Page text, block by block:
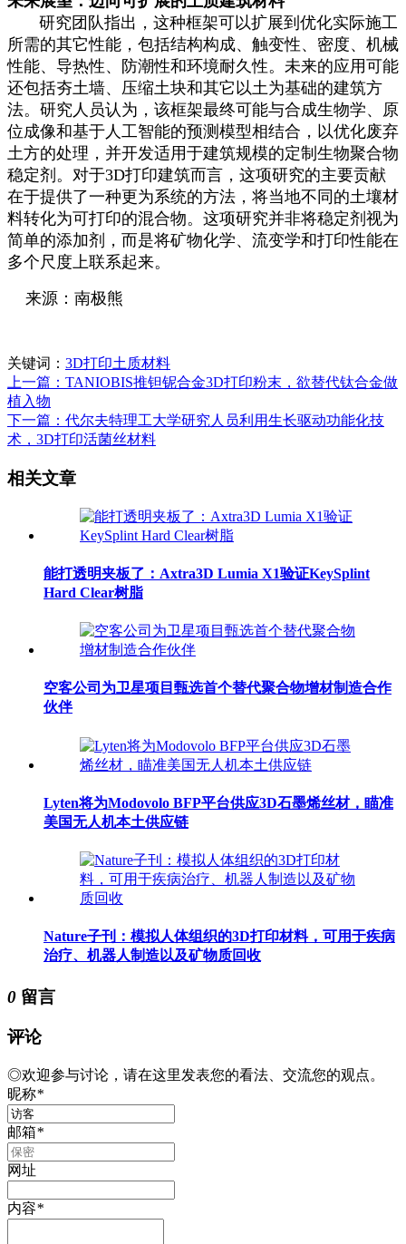
研究团队指出，这种框架可以扩展到优化实际施工
所需的其它性能，包括结构构成、触变性、密度、机械
性能、导热性、防潮性和环境耐久性。未来的应用可能
还包括夯土墙、压缩土块和其它以土为基础的建筑方
法。研究人员认为，该框架最终可能与合成生物学、原
位成像和基于人工智能的预测模型相结合，以优化废弃
土方的处理，并开发适用于建筑规模的定制生物聚合物
稳定剂。对于3D打印建筑而言，这项研究的主要贡献
在于提供了一种更为系统的方法，将当地不同的土壤材
料转化为可打印的混合物。这项研究并非将稳定剂视为
简单的添加剂，而是将矿物化学、流变学和打印性能在
多个尺度上联系起来。
来源：南极熊
关键词： 3D打印土质材料
上一篇：TANIOBIS推钽铌合金3D打印粉末，欲替代钛合金做
植入物
下一篇：代尔夫特理工大学研究人员利用生长驱动功能化技
术，3D打印活菌丝材料
相关文章
能打透明夹板了：Axtra3D Lumia X1验证KeySplint
Hard Clear树脂
空客公司为卫星项目甄选首个替代聚合物增材制造合作
伙伴
Lyten将为Modovolo BFP平台供应3D石墨烯丝材，瞄准
美国无人机本土供应链
Nature子刊：模拟人体组织的3D打印材料，可用于疾病
治疗、机器人制造以及矿物质回收
0 留言
评论
◎欢迎参与讨论，请在这里发表您的看法、交流您的观点。
昵称*
邮箱*
网址
内容*